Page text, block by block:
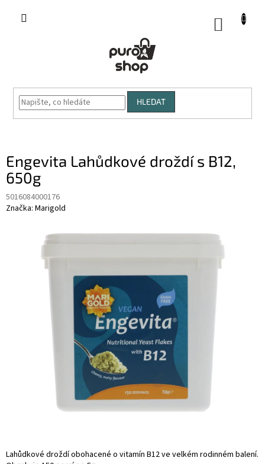
HLEDAT
Engevita Lahůdkové droždí s B12,
650g
5016084000176
Značka: Marigold
Lahůdkové droždí obohacené o vitamín B12 ve velkém rodinném balení.